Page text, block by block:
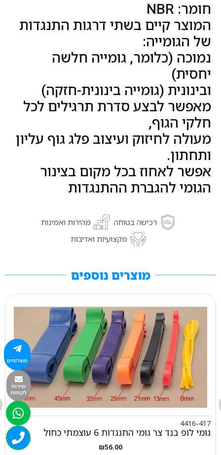
חומר: NBR
המוצר קיים בשתי דרגות התנגדות
של הגומייה:
נמוכה (כלומר, גומייה חלשה
יחסית)
ובינונית (גומייה בינונית-חזקה)
מאפשר לבצע סדרת תרגילים לכל
חלקי הגוף,
מעולה לחיזוק ועיצוב פלג גוף עליון
ותחתון.
אפשר לאחוז בכל מקום בצינור
הגומי להגברת ההתנגדות
רכישה בטוחה
מהירות ואמינות
מקצועיות ואדיבות
מוצרים נוספים
4416-417
גומי לופ בנד צר גומי התנגדות 6 עוצמתי כחול
₪56.00
משלוחים
שירות
לקוחות